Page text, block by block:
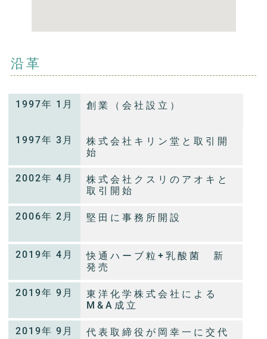
沿革
1997年 1月 創業（会社設立）
1997年 3月
株式会社キリン堂と取引開
始
2002年 4月
株式会社クスリのアオキと
取引開始
2006年 2月 堅田に事務所開設
2019年 4月
快通ハーブ粒+乳酸菌 新
発売
2019年 9月
東洋化学株式会社による
M&A成立
2019年 9月 代表取締役が岡幸一に交代